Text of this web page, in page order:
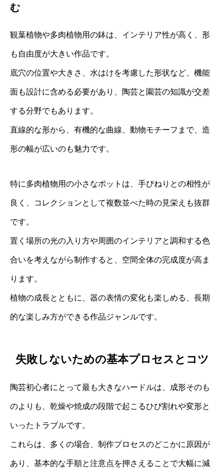
む
観葉植物や多肉植物用の鉢は、インテリア性が高く、形
も自由度が大きい作品です。
底穴の位置や大きさ、水はけを考慮した形状など、機能
面も設計に含める必要があり、陶芸と園芸の知識が交差
する分野でもあります。
直線的な形から、有機的な曲線、動物モチーフまで、造
形の幅が広いのも魅力です。
特に多肉植物用の小さなポットは、手びねりとの相性が
良く、コレクションとして複数並べた時の見栄えも抜群
です。
置く場所の光の入り方や周囲のインテリアと調和する色
合いを考えながら制作すると、空間全体の完成度が高ま
ります。
植物の成長とともに、器の表情の変化も楽しめる、長期
的な楽しみ方ができる作品ジャンルです。
失敗しないための基本プロセスとコツ
陶芸初心者にとって最も大きなハードルは、成形そのも
のよりも、乾燥や焼成の段階で起こるひび割れや変形と
いったトラブルです。
これらは、多くの場合、制作プロセスのどこかに原因が
あり、基本的な手順と注意点を押さえることで大幅に減